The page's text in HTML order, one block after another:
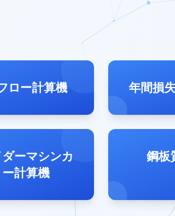
ロー計算機 年間損
ーマシンカ
ー計算機
鋼板